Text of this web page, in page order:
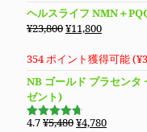
し
た。
で
す。
価
価
格
¥28,400
で
た。
の
格
は
ヘルスライフ NMN＋
¥23,800元
価
は
¥23,800
で
¥11,800現
の
格
¥11,800
354 ポイント獲得可能 (¥
NB ゴールド プラセンタ
ゼント)
5段階で
4.7¥5,480元
¥4,780現